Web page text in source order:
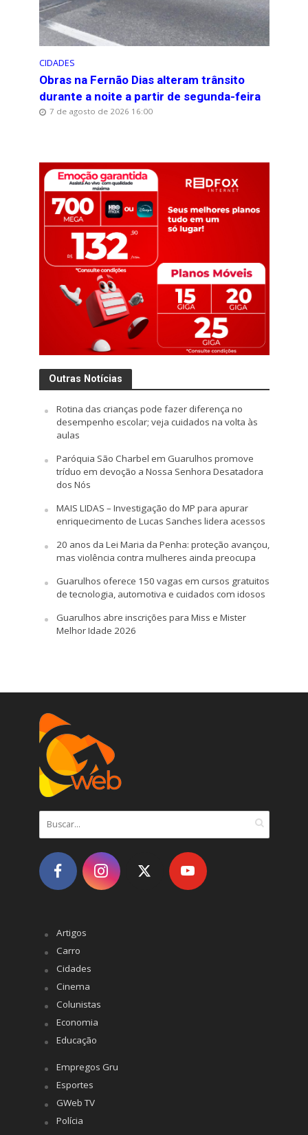
CIDADES
Obras na Fernão Dias alteram trânsito
durante a noite a partir de segunda-feira
7 de agosto de 2026 16:00
Outras Notícias
Rotina das crianças pode fazer diferença no
desempenho escolar; veja cuidados na volta às
aulas
Paróquia São Charbel em Guarulhos promove
tríduo em devoção a Nossa Senhora Desatadora
dos Nós
MAIS LIDAS – Investigação do MP para apurar
enriquecimento de Lucas Sanches lidera acessos
20 anos da Lei Maria da Penha: proteção avançou,
mas violência contra mulheres ainda preocupa
Guarulhos oferece 150 vagas em cursos gratuitos
de tecnologia, automotiva e cuidados com idosos
Guarulhos abre inscrições para Miss e Mister
Melhor Idade 2026
Artigos
Carro
Cidades
Cinema
Colunistas
Economia
Educação
Empregos Gru
Esportes
GWeb TV
Polícia